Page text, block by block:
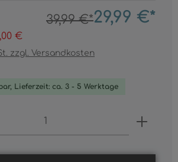
39,99 €*29,99 €*
€
zzgl. Versandkosten
Lieferzeit: ca. 3 - 5 Werktage
Gib den